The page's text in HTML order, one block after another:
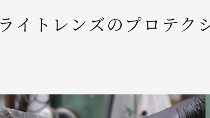
イトレンズのプロテク